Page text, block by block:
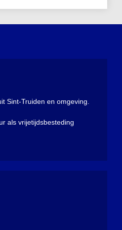
Sint-Truiden en omgeving.
als vrijetijdsbesteding